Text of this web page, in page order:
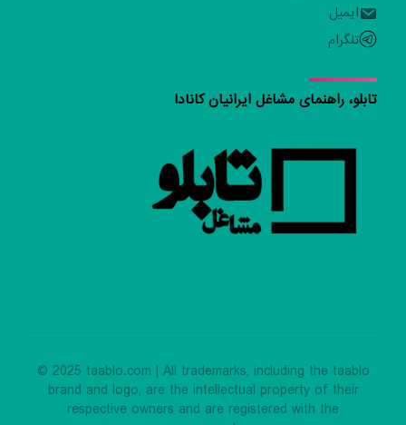
ایمیل
تلگرام
تابلو، راهنمای مشاغل ایرانیان کانادا
© 2025 taablo.com | All trademarks, including the taablo
brand and logo, are the intellectual property of their
respective owners and are registered with the